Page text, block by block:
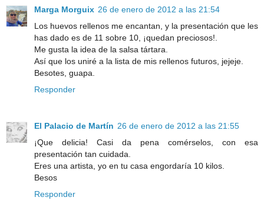
Marga Morguix 26 de enero de 2012 a las 21:54
Los huevos rellenos me encantan, y la presentación que les
has dado es de 11 sobre 10, ¡quedan preciosos!.
Me gusta la idea de la salsa tártara.
Así que los uniré a la lista de mis rellenos futuros, jejeje.
Besotes, guapa.
Responder
El Palacio de Martín 26 de enero de 2012 a las 21:55
¡Que delicia! Casi da pena comérselos, con esa
presentación tan cuidada.
Eres una artista, yo en tu casa engordaría 10 kilos.
Besos
Responder